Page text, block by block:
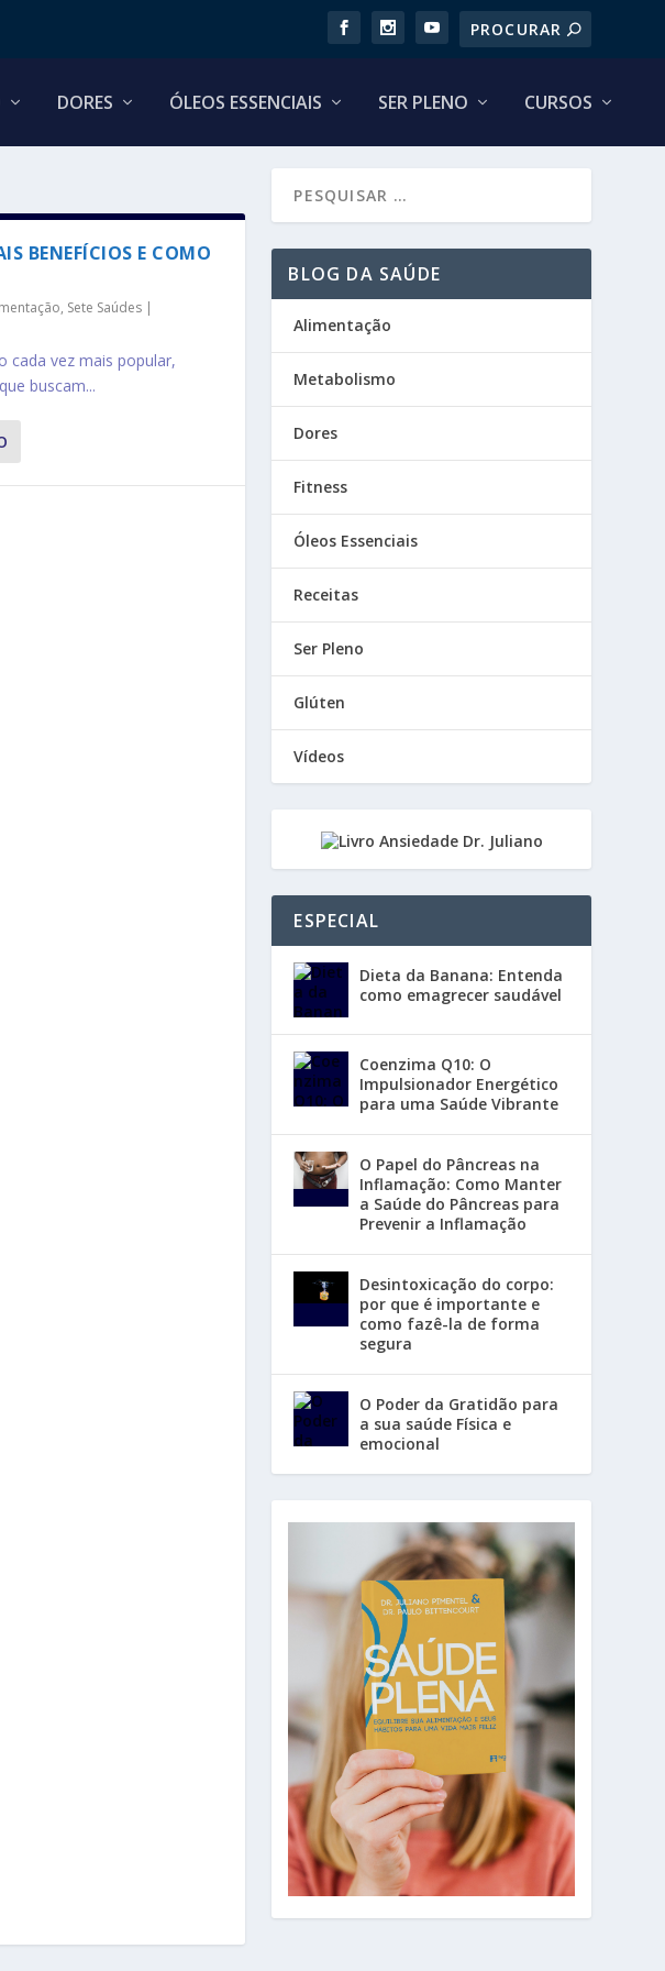
DORES ÓLEOS ESSENCIAIS SER PLENO CURSOS
BENEFÍCIOS E COMO
, Sete Saúdes|
cada vez mais popular,
buscam...
BLOG DA SAÚDE
Alimentação
Metabolismo
Dores
Fitness
Óleos Essenciais
Receitas
Ser Pleno
Glúten
Vídeos
ESPECIAL
Dieta da Banana: Entenda
como emagrecer saudável
Coenzima Q10: O
Impulsionador Energético
para uma Saúde Vibrante
O Papel do Pâncreas na
Inflamação: Como Manter
a Saúde do Pâncreas para
Prevenir a Inflamação
Desintoxicação do corpo:
por que é importante e
como fazê-la de forma
segura
O Poder da Gratidão para
a sua saúde Física e
emocional